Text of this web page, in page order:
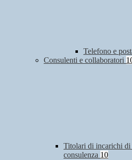
Telefono e
Consulenti e collaboratori
Titolari di incarichi di
consulenza 10